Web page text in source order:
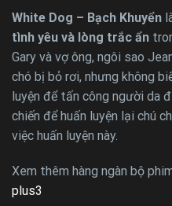
White Dog – Bạch Khuyển
tình yêu và lòng trắc ẩn
Gary và vợ ông, ngôi sao
chó bị bỏ rơi, nhưng không
luyện để tấn công người da
chiến để huấn luyện lại chú
việc huấn luyện này.
Xem thêm hàng ngàn bộ
plus3